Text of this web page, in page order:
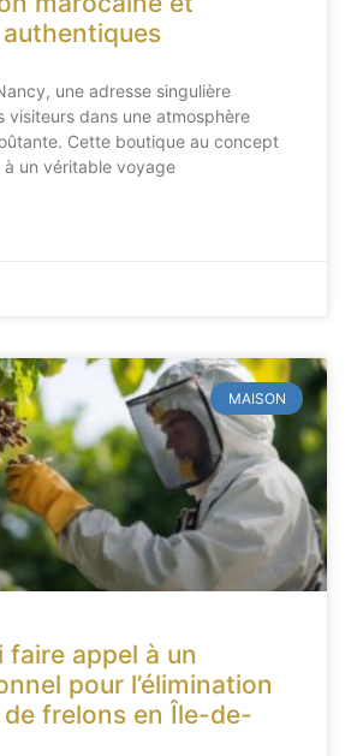
une adresse singulière
visiteurs dans une atmosphère
Cette boutique au concept
à un véritable voyage
MAISON
faire appel à un
pour l’élimination
frelons en Île-de-